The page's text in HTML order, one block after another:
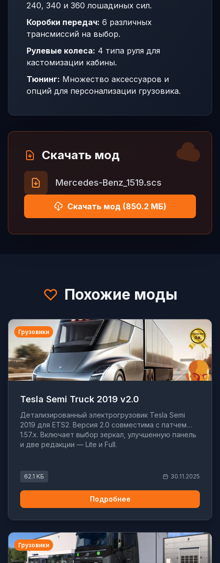
240, 340 и 360 лошадиных сил.
Коробки передач: 6 различных
трансмиссий на выбор.
Рулевые колеса: 4 типа руля для
кастомизации кабины.
Тюнинг: Множество аксессуаров и
опций для персонализации грузовика.
Скачать мод
Mercedes-Benz_1519.scs
Скачать мод (850.2 МБ)
Похожие моды
Грузовики
Tesla Semi Truck 2019 v2.0
Детализированный электрогрузовик Tesla Semi
2019 для ETS2. Версия 2.0 совместима с патчем
1.57.x. Включает выбор зеркал, улучшенную панель
и две редакции — Lite и Full.
62.1 КБ 30.11.2025
Подробнее
Грузовики